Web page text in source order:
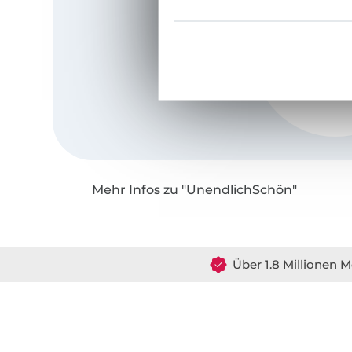
Mehr Infos zu "UnendlichSchön"
Über 1.8 Millionen